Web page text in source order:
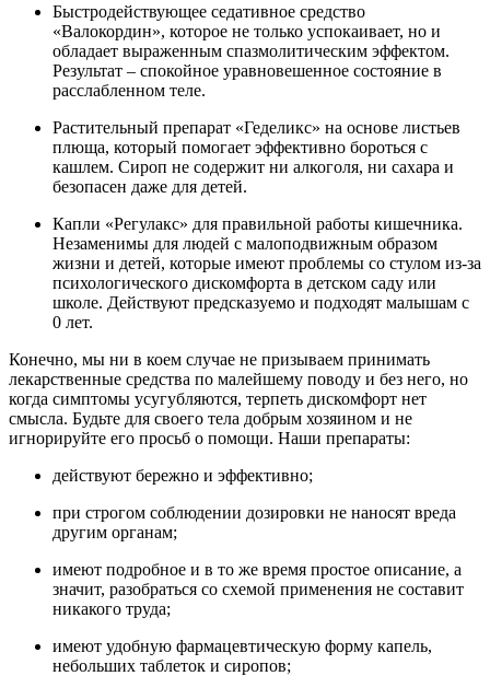
Быстродействующее седативное средство
«Валокордин», которое не только успокаивает, но и
обладает выраженным спазмолитическим эффектом.
Результат – спокойное уравновешенное состояние в
расслабленном теле.
Растительный препарат «Геделикс» на основе листьев
плюща, который помогает эффективно бороться с
кашлем. Сироп не содержит ни алкоголя, ни сахара и
безопасен даже для детей.
Капли «Регулакс» для правильной работы кишечника.
Незаменимы для людей с малоподвижным образом
жизни и детей, которые имеют проблемы со стулом из-за
психологического дискомфорта в детском саду или
школе. Действуют предсказуемо и подходят малышам с
0 лет.
Конечно, мы ни в коем случае не призываем принимать
лекарственные средства по малейшему поводу и без него, но
когда симптомы усугубляются, терпеть дискомфорт нет
смысла. Будьте для своего тела добрым хозяином и не
игнорируйте его просьб о помощи. Наши препараты:
действуют бережно и эффективно;
при строгом соблюдении дозировки не наносят вреда
другим органам;
имеют подробное и в то же время простое описание, а
значит, разобраться со схемой применения не составит
никакого труда;
имеют удобную фармацевтическую форму капель,
небольших таблеток и сиропов;